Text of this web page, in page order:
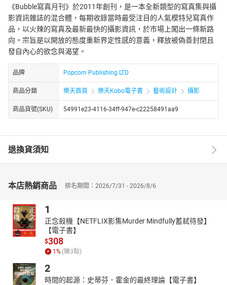
《Bubble寫真月刊》於2011年創刊，是一本全新類型的寫真集與攝
影資訊雜誌的混合體，每期收錄當時最受注目的人氣模特兒寫真作
品，以火辣的寫真及最新最快的攝影資訊，於市場上闖出一條新路
向。宗旨是以開放的態度重新界定性感的意義，釋放被偽善封閉且
發自內心的欲念與渴望。
品牌 Popcorn Publishing LTD
商品分類 樂天首頁 樂天Kobo電子書 藝術設計 攝影
商品貨號(SKU) 54991e23-4116-34ff-947e-c22258491aa9
退換貨須知
本店熱銷商品 排名期間：2026/7/31 - 2026/8/6
1
正念殺機【NETFLIX影集Murder Mindfully蓄弒待發】
【電子書】
$308
1 % (賺3點)
2
時間的起源：史蒂芬．霍金的最終理論【電子書】